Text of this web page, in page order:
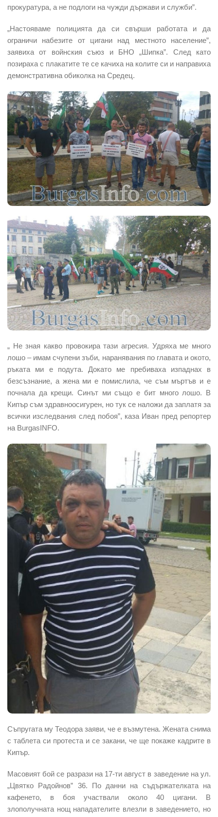
прокуратура, а не подлоги на чужди държави и служби”.
„Настояваме полицията да си свърши работата и да
ограничи набезите от цигани над местното население”,
заявиха от войнския съюз и БНО „Шипка”. След като
позираха с плакатите те се качиха на колите си и направиха
демонстративна обиколка на Средец.
„ Не зная какво провокира тази агресия. Удряха ме много
лошо – имам счупени зъби, наранявания по главата и окото,
ръката ми е подута. Докато ме пребиваха изпаднах в
безсъзнание, а жена ми е помислила, че съм мъртъв и е
почнала да крещи. Синът ми също е бит много лошо. В
Кипър съм здравноосигурен, но тук се наложи да заплатя за
всички изследвания след побоя”, каза Иван пред репортер
на BurgasINFO.
Съпругата му Теодора заяви, че е възмутена. Жената снима
с таблета си протеста и се закани, че ще покаже кадрите в
Кипър.
Масовият бой се разрази на 17-ти август в заведение на ул.
„Цвятко Радойнов” 36. По данни на съдържателката на
кафенето, в боя участвали около 40 цигани. В
злополучната нощ нападателите влезли в заведението, но